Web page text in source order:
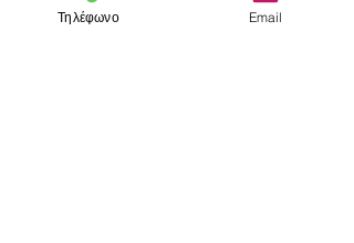
Doppelverhältnis aufgenommen. Die Zeichnungen
Τηλέφωνο Email